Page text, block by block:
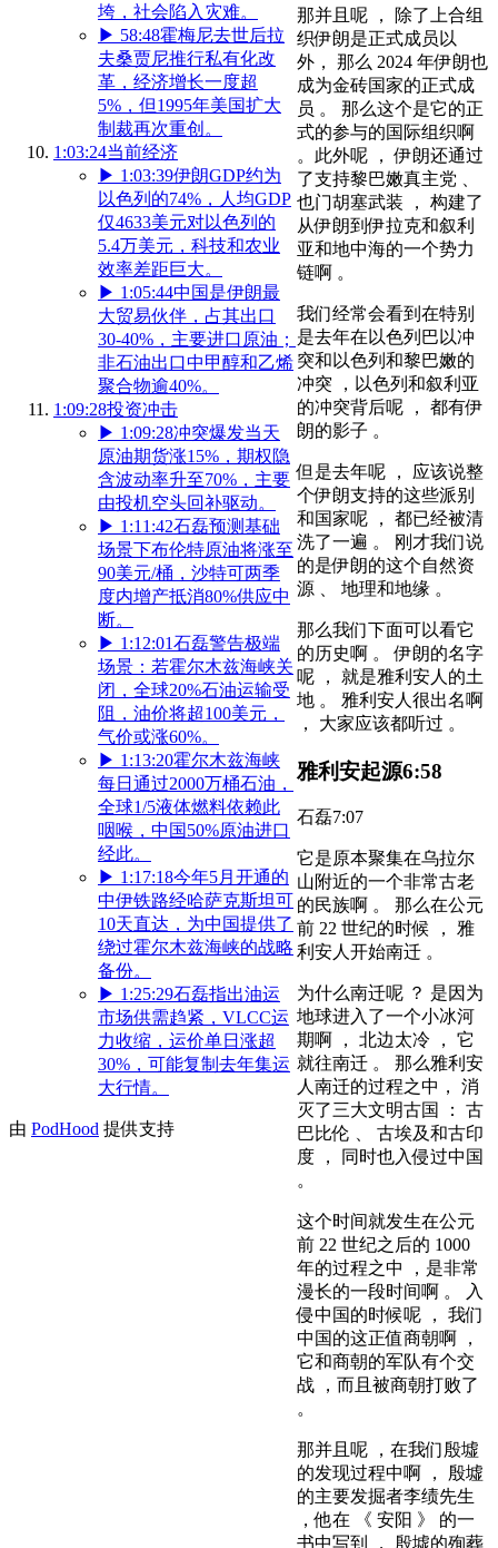
垮，社会陷入灾难。
▶ 58:48霍梅尼去世后拉
夫桑贾尼推行私有化改
革，经济增长一度超
5%，但1995年美国扩大
制裁再次重创。
1:03:24当前经济
▶ 1:03:39伊朗GDP约为
以色列的74%，人均GDP
仅4633美元对以色列的
5.4万美元，科技和农业
效率差距巨大。
▶ 1:05:44中国是伊朗最
大贸易伙伴，占其出口
30-40%，主要进口原油；
非石油出口中甲醇和乙烯
聚合物逾40%。
1:09:28投资冲击
▶ 1:09:28冲突爆发当天
原油期货涨15%，期权隐
含波动率升至70%，主要
由投机空头回补驱动。
▶ 1:11:42石磊预测基础
场景下布伦特原油将涨至
90美元/桶，沙特可两季
度内增产抵消80%供应中
断。
▶ 1:12:01石磊警告极端
场景：若霍尔木兹海峡关
闭，全球20%石油运输受
阻，油价将超100美元，
气价或涨60%。
▶ 1:13:20霍尔木兹海峡
每日通过2000万桶石油，
全球1/5液体燃料依赖此
咽喉，中国50%原油进口
经此。
▶ 1:17:18今年5月开通的
中伊铁路经哈萨克斯坦可
10天直达，为中国提供了
绕过霍尔木兹海峡的战略
备份。
▶ 1:25:29石磊指出油运
市场供需趋紧，VLCC运
力收缩，运价单日涨超
30%，可能复制去年集运
大行情。
由 PodHood 提供支持
那并且呢 ， 除了上合组
织伊朗是正式成员以
外， 那么 2024 年伊朗也
成为金砖国家的正式成
员 。 那么这个是它的正
式的参与的国际组织啊
。此外呢 ， 伊朗还通过
了支持黎巴嫩真主党 、
也门胡塞武装 ， 构建了
从伊朗到伊拉克和叙利
亚和地中海的一个势力
链啊 。
我们经常会看到在特别
是去年在以色列巴以冲
突和以色列和黎巴嫩的
冲突 ，以色列和叙利亚
的冲突背后呢 ， 都有伊
朗的影子 。
但是去年呢 ， 应该说整
个伊朗支持的这些派别
和国家呢 ， 都已经被清
洗了一遍 。 刚才我们说
的是伊朗的这个自然资
源 、 地理和地缘 。
那么我们下面可以看它
的历史啊 。 伊朗的名字
呢 ， 就是雅利安人的土
地 。 雅利安人很出名啊
， 大家应该都听过 。
雅利安起源6:58
石磊7:07
它是原本聚集在乌拉尔
山附近的一个非常古老
的民族啊 。 那么在公元
前 22 世纪的时候 ， 雅
利安人开始南迁 。
为什么南迁呢 ？ 是因为
地球进入了一个小冰河
期啊 ， 北边太冷 ， 它
就往南迁 。 那么雅利安
人南迁的过程之中， 消
灭了三大文明古国 ： 古
巴比伦 、 古埃及和古印
度 ， 同时也入侵过中国
。
这个时间就发生在公元
前 22 世纪之后的 1000
年的过程之中 ，是非常
漫长的一段时间啊 。 入
侵中国的时候呢 ， 我们
中国的这正值商朝啊 ，
它和商朝的军队有个交
战 ，而且被商朝打败了
。
那并且呢 ，在我们殷墟
的发现过程中啊 ， 殷墟
的主要发掘者李绩先生
，他在 《 安阳 》 的一
书中写到 ， 殷墟的殉葬